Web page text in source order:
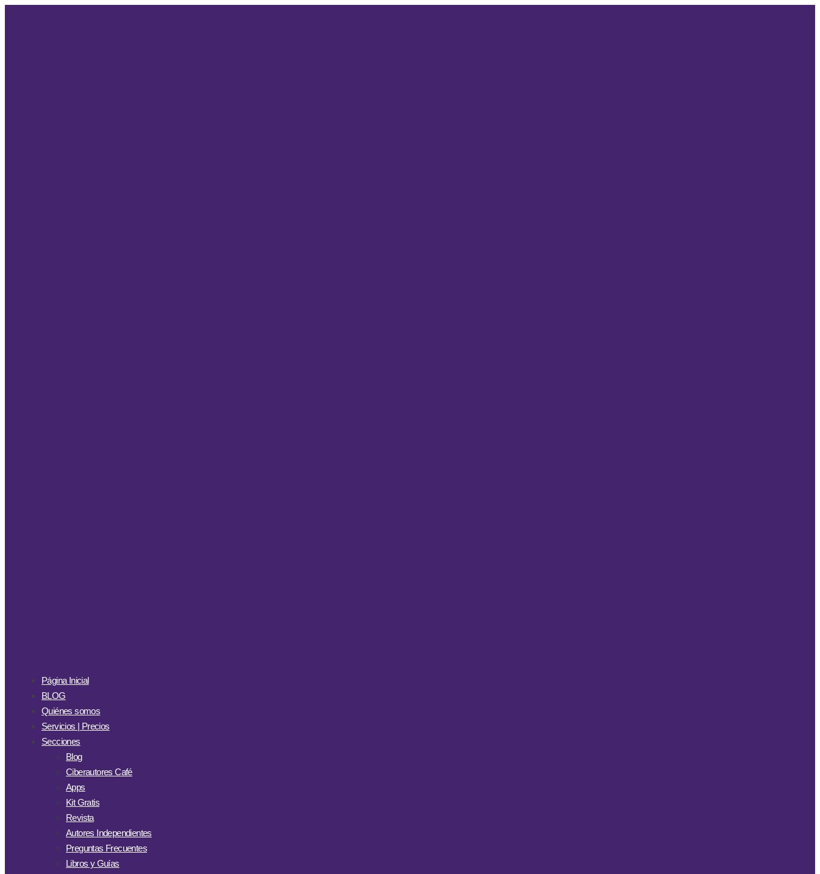
Página Inicial
BLOG
Quiénes somos
Servicios | Precios
Secciones
Blog
Ciberautores Café
Apps
Kit Gratis
Revista
Autores Independientes
Preguntas Frecuentes
Libros y Guías